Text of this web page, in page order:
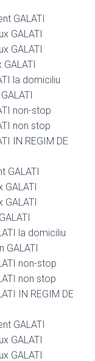
GALATI
GALATI
GALATI
la domiciliu
non-stop
non stop
IN REGIM DE
GALATI
GALATI
GALATI
la domiciliu
GALATI
non-stop
non stop
IN REGIM DE
GALATI
GALATI
GALATI